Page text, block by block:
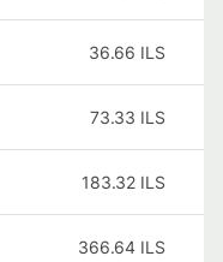
36.66 ILS
73.33 ILS
183.32 ILS
366.64 ILS